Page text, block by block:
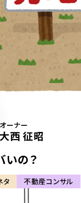
オーナー
大西 征昭
いの？
タ 不動産コンサル